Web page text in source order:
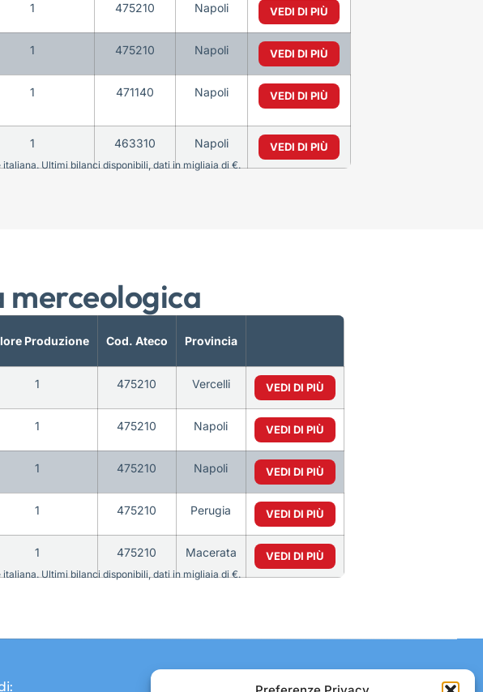
1 475210 Napoli VEDI DI PIÙ
1 475210 Napoli VEDI DI PIÙ
1 471140 Napoli VEDI DI PIÙ
1 463310 Napoli VEDI DI PIÙ
Ultimi bilanci disponibili, dati in migliaia di €.
merceologica
Produzione Cod. Ateco Provincia
1 475210 Vercelli VEDI DI PIÙ
1 475210 Napoli VEDI DI PIÙ
1 475210 Napoli VEDI DI PIÙ
1 475210 Perugia VEDI DI PIÙ
1 475210 Macerata VEDI DI PIÙ
Ultimi bilanci disponibili, dati in migliaia di €.